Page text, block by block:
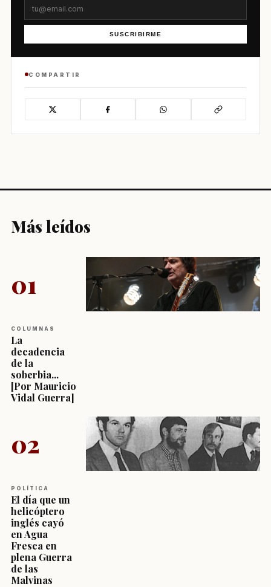
SUSCRIBIRME
COMPARTIR
Más leídos
01
COLUMNAS
La
decadencia
de la
soberbia...
[Por Mauricio
Vidal Guerra]
02
POLÍTICA
El día que un
helicóptero
inglés cayó
en Agua
Fresca en
plena Guerra
de las
Malvinas